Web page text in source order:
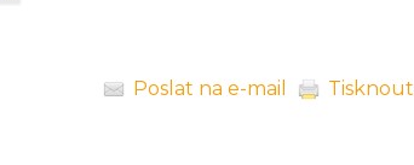
Poslat na e-mail Tisknout